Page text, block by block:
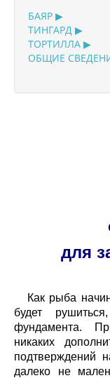
БАЯР ▶
ТИНГАРД ▶
ТОРТИЛЛА ▶
ОБЩИЕ
для
Как рыба
будет
фундамента.
никаких
подтверждений
далеко не